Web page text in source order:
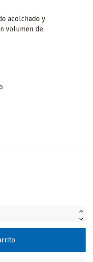
acolchado y
volumen de